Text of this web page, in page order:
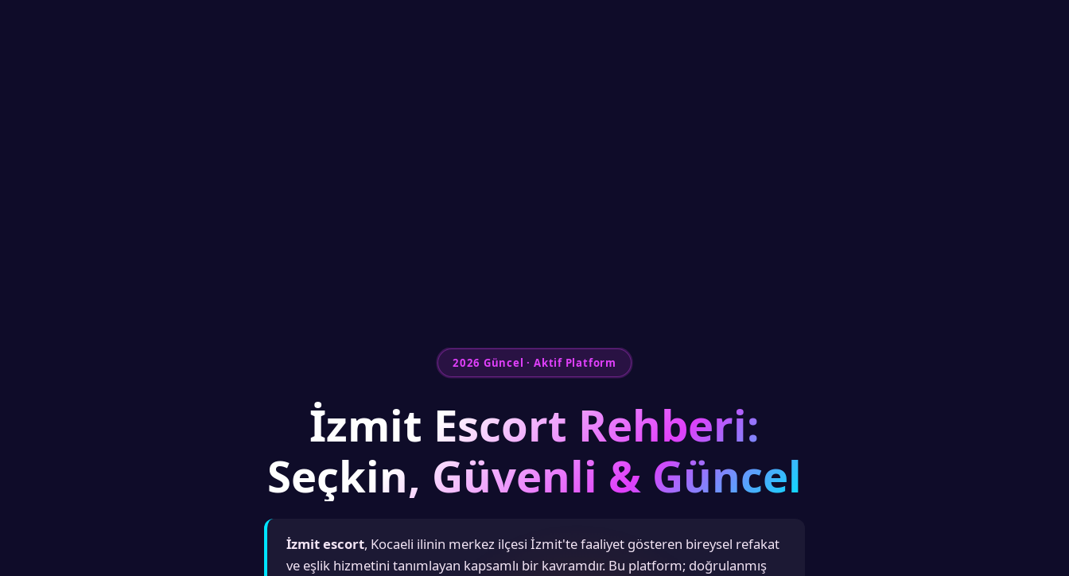
2026 Güncel · Aktif Platform
İzmit Escort Rehberi:
Seçkin, Güvenli & Güncel
İzmit escort, Kocaeli ilinin merkez ilçesi İzmit'te faaliyet gösteren bireysel refakat
ve eşlik hizmetini tanımlayan kapsamlı bir kavramdır. Bu platform; doğrulanmış